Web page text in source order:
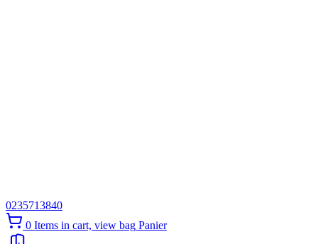
0235713840
0 Items in cart, view bag Panier